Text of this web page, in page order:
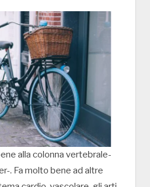
alla colonna vertebrale-
. Fa molto bene ad altre